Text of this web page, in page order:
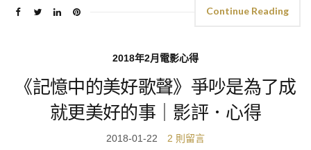
Continue Reading
2018年2月電影心得
《記憶中的美好歌聲》爭吵是為了成
就更美好的事｜影評．心得
2018-01-22 2 則留言